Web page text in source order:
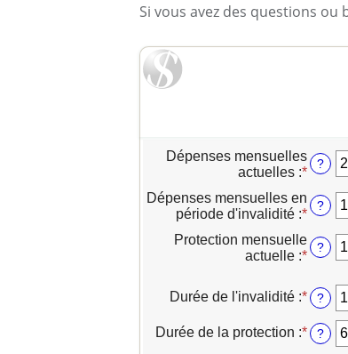
Si vous avez des questions
Dépenses mensuelles
actuelles :*Entrez
entre
0 $
et
?
Dépenses mensuelles en
période d'invalidité :*Entrez
entre
et
100
?
Protection mensuelle
actuelle :*Entrez
entre
0 $
et
?
Durée de l'invalidité :*Entrez
un
entre
?
Durée de la protection :*Entrez
un
?